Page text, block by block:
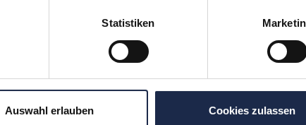
Statistiken
Auswahl erlauben Cookies zulassen
für denMVFP Akademie